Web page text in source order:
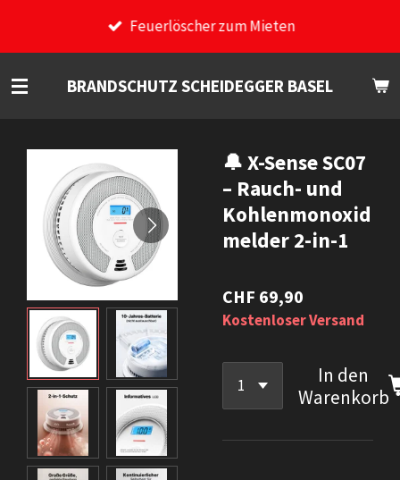
Feuerlöscher zum Mieten
BRANDSCHUTZ SCHEIDEGGER BASEL
🔔 X-Sense SC07
– Rauch- und
Kohlenmonoxid
melder 2-in-1
CHF 69,90
Kostenloser Versand
In den
Warenkorb